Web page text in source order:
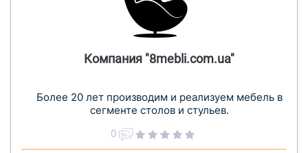
Компания "8mebli.com.ua"
Более 20 лет производим и реализуем мебель в
сегменте столов и стульев.
0